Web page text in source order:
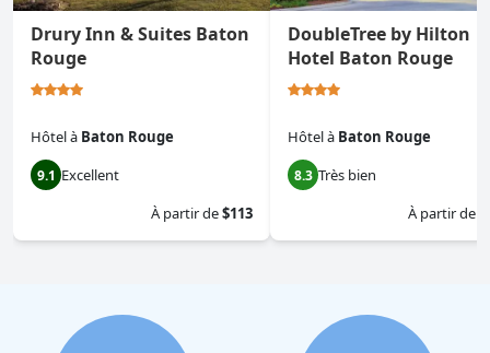
Drury Inn & Suites Baton
Rouge
Hôtelà Baton Rouge
9.1 Excellent
À partir de$113
DoubleTree by Hilton
Hotel Baton Rouge
Hôtelà Baton Rouge
8.3 Très bien
À partir de